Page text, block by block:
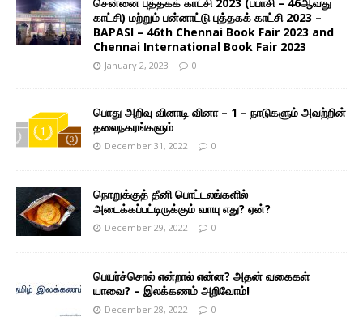
காட்சி) மற்றும் பன்னாட்டு புத்தகக் காட்சி 2023 –
BAPASI – 46th Chennai Book Fair 2023 and
Chennai International Book Fair 2023
January 2, 2023 0
பொது அறிவு வினாடி வினா – 1 – நாடுகளும் அவற்றின்
தலைநகரங்களும்
December 31, 2022 0
நொறுக்குத் தீனி பொட்டலங்களில்
அடைக்கப்பட்டிருக்கும் வாயு எது? ஏன்?
December 29, 2022 0
பெயர்ச்சொல் என்றால் என்ன? அதன் வகைகள்
யாவை? – இலக்கணம் அறிவோம்!
December 28, 2022 0